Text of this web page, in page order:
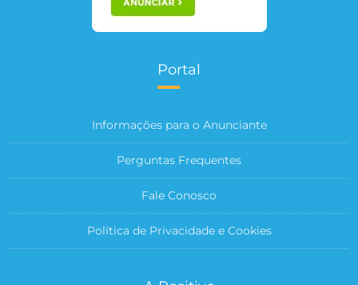
Portal
Informações para o Anunciante
Perguntas Frequentes
Fale Conosco
Política de Privacidade e Cookies